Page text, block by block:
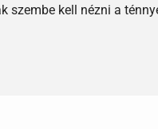
kell nézni a